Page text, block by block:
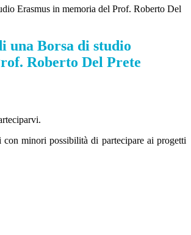
Erasmus in memoria del Prof. Roberto Del
una Borsa di studio
Roberto Del Prete
con minori possibilità di partecipare ai progetti